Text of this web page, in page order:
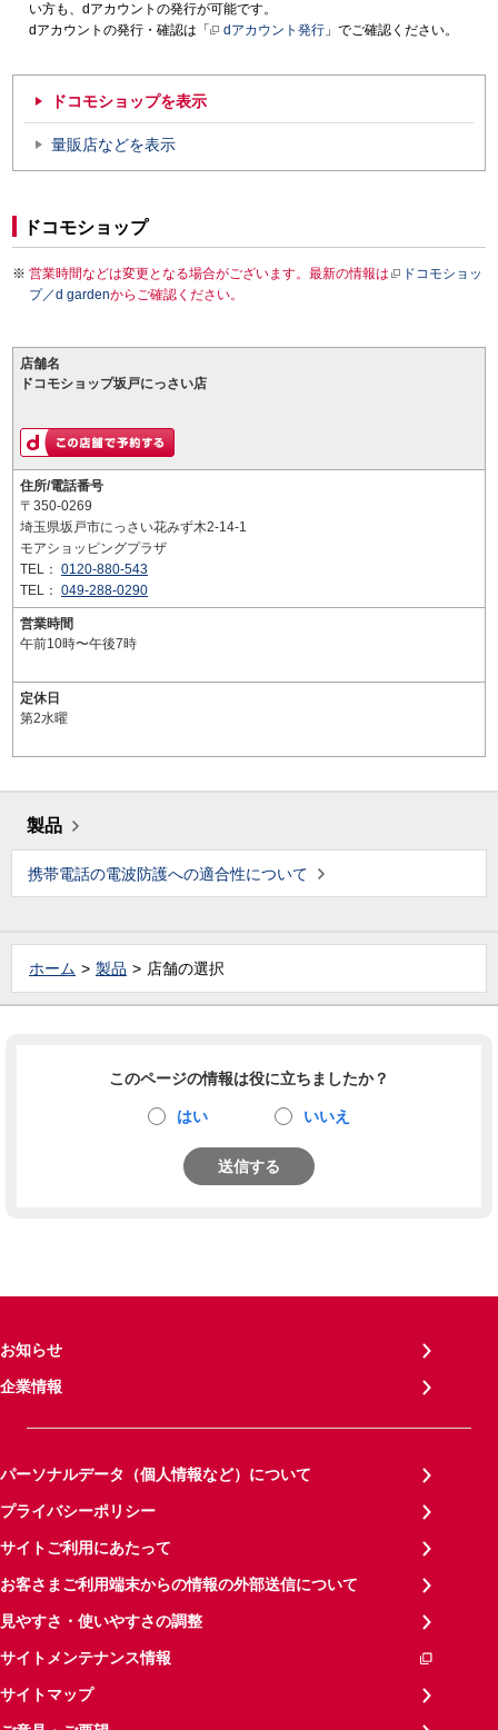
い方も、dアカウントの発行が可能です。
dアカウントの発行・確認は「
dアカウント発行 」でご確認ください。
ドコモショップを表示
量販店などを表示
ドコモショップ
営業時間などは変更となる場合がございます。最新の情報は
ドコモショッ
プ／d gardenからご確認ください。
店舗名
ドコモショップ坂戸にっさい店
住所/電話番号
〒350-0269
埼玉県坂戸市にっさい花みず木2-14-1
モアショッピングプラザ
TEL： 0120-880-543
TEL： 049-288-0290
営業時間
午前10時〜午後7時
定休日
第2水曜
製品
携帯電話の電波防護への適合性について
ホーム 製品 店舗の選択
このページの情報は役に立ちましたか？
はい いいえ
送信する
お知らせ
企業情報
パーソナルデータ（個人情報など）について
プライバシーポリシー
サイトご利用にあたって
お客さまご利用端末からの情報の外部送信について
見やすさ・使いやすさの調整
サイトメンテナンス情報
サイトマップ